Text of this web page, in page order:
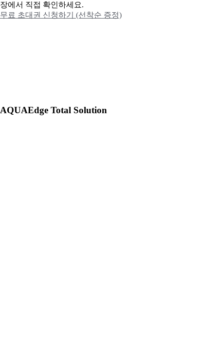
장에서 직접 확인하세요.
무료 초대권 신청하기 (선착순 증정)
AQUAEdge Total Solution